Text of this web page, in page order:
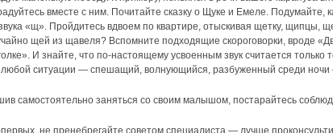
вместе с ним. Почитайте сказку о Щуке и Емеле. Подумайте,
«щ». Пройдитесь вдвоем по квартире, отыскивая щетку, щипцы,
щей из щавеля? Вспомните подходящие скороговорки, вроде
И знайте, что по-настоящему усвоенным звук считается только
любой ситуации — спешащий, волнующийся, разбуженный среди ночи
самостоятельно заняться со своим малышом, постарайтесь
не пренебрегайте советом специалиста — лучше